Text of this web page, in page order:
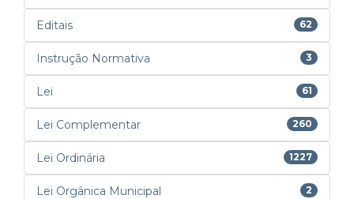
Editais 62
Instrução Normativa 3
Lei 61
Lei Complementar 260
Lei Ordinária 1227
Lei Orgânica Municipal 2